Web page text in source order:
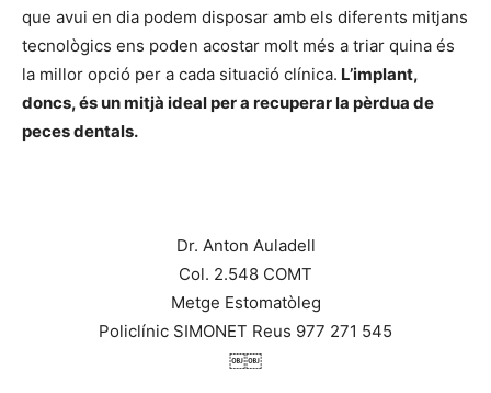
que avui en dia podem disposar amb els diferents mitjans
tecnològics ens poden acostar molt més a triar quina és
la millor opció per a cada situació clínica. L’implant,
doncs, és un mitjà ideal per a recuperar la pèrdua de
peces dentals.
Dr. Anton Auladell
Col. 2.548 COMT
Metge Estomatòleg
Policlínic SIMONET Reus 977 271 545
￼￼